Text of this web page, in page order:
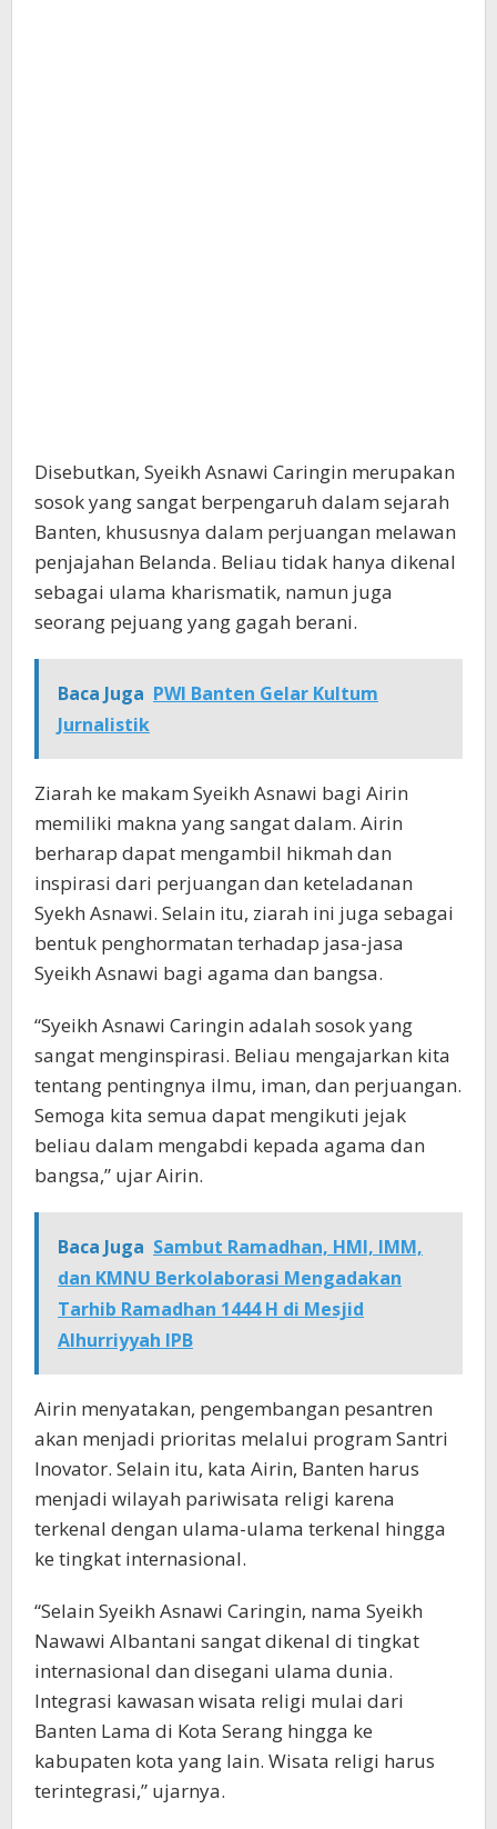
Disebutkan, Syeikh Asnawi Caringin merupakan
sosok yang sangat berpengaruh dalam sejarah
Banten, khususnya dalam perjuangan melawan
penjajahan Belanda. Beliau tidak hanya dikenal
sebagai ulama kharismatik, namun juga
seorang pejuang yang gagah berani.
Baca Juga PWI Banten Gelar Kultum
Jurnalistik
Ziarah ke makam Syeikh Asnawi bagi Airin
memiliki makna yang sangat dalam. Airin
berharap dapat mengambil hikmah dan
inspirasi dari perjuangan dan keteladanan
Syekh Asnawi. Selain itu, ziarah ini juga sebagai
bentuk penghormatan terhadap jasa-jasa
Syeikh Asnawi bagi agama dan bangsa.
“Syeikh Asnawi Caringin adalah sosok yang
sangat menginspirasi. Beliau mengajarkan kita
tentang pentingnya ilmu, iman, dan perjuangan.
Semoga kita semua dapat mengikuti jejak
beliau dalam mengabdi kepada agama dan
bangsa,” ujar Airin.
Baca Juga Sambut Ramadhan, HMI, IMM,
dan KMNU Berkolaborasi Mengadakan
Tarhib Ramadhan 1444 H di Mesjid
Alhurriyyah IPB
Airin menyatakan, pengembangan pesantren
akan menjadi prioritas melalui program Santri
Inovator. Selain itu, kata Airin, Banten harus
menjadi wilayah pariwisata religi karena
terkenal dengan ulama-ulama terkenal hingga
ke tingkat internasional.
“Selain Syeikh Asnawi Caringin, nama Syeikh
Nawawi Albantani sangat dikenal di tingkat
internasional dan disegani ulama dunia.
Integrasi kawasan wisata religi mulai dari
Banten Lama di Kota Serang hingga ke
kabupaten kota yang lain. Wisata religi harus
terintegrasi,” ujarnya.